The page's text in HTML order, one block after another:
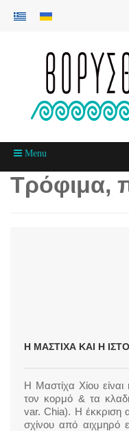
Menu
Τρόφιμα,
Η ΜΑΣΤΊΧΑ ΚΑΙ Η
H Μαστίχα Χίου
τον κορμό & τα
var. Chia). Η έκκριση
σχίνου από αιχμηρό